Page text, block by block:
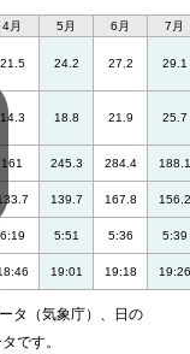
4月 5月 6月 7月
21.5 24.2 27.2 29.1
14.3 18.8 21.9 25.7
161 245.3 284.4 188.1
139.7 167.8 156.2
6:19 5:51 5:36 5:39
19:01 19:18 19:26
タ（気象庁）、日の
です。